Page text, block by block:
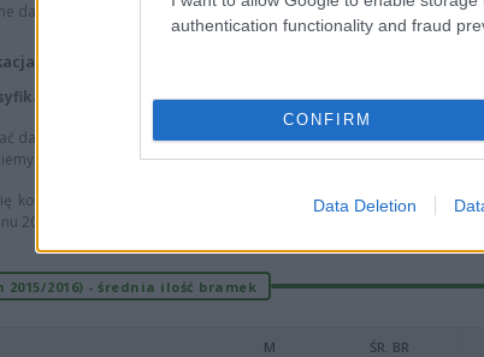
authentication functionality and fraud
CONFIRM
Data Deletion
dane dla fanów zakładów bukmacherskich i pasjonatów piłkarskich
najlepszych strzelców
najlepszych strzelców, z listą zawodników, którzy zdobyli
dane, żeby prezentowane wyniki i statystyki ligi Dębica > Klasa A, gr.
się tym. To sprawia, że nasza tabela to nie tylko narzędzie
kolejne mecze lub jak zakończyły się poprzednie kolejki?
2015/2016.
2016) - średnia ilość bramek
M ŚR. BR